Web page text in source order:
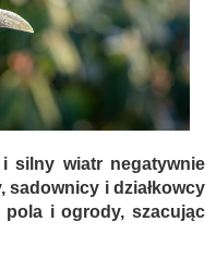
silny wiatr negatywnie
sadownicy i działkowcy
i ogrody, szacując